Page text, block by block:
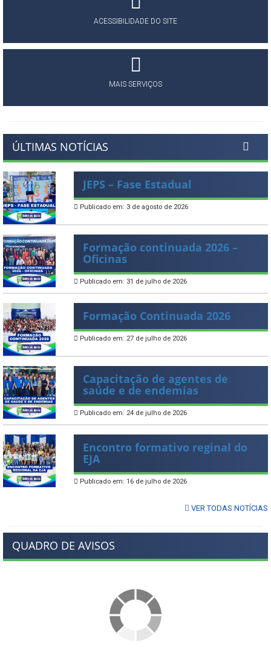
ACESSIBILIDADE DO SITE
MAIS SERVIÇOS
ÚLTIMAS NOTÍCIAS
JEPS – Fase Estadual
Publicado em: 3 de agosto de 2026
Formação continuada 2026 –
Oficinas
Publicado em: 31 de julho de 2026
Formação Continuada 2026
Publicado em: 27 de julho de 2026
Capacitação de agentes de
saúde e de endemias
Publicado em: 24 de julho de 2026
Encontro formativo reginal do
EJA
Publicado em: 16 de julho de 2026
VER TODAS NOTÍCIAS
QUADRO DE AVISOS